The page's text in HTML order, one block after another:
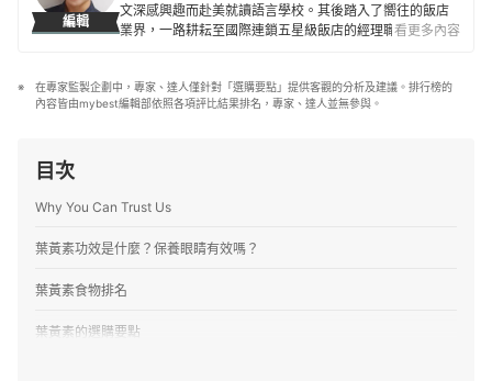
編輯
文深感興趣而赴美就讀語言學校。其後踏入了嚮往的飯店
業界，一路耕耘至國際連鎖五星級飯店的經理職，因此對
並參與兒童援助計劃，希望能以微薄之力對社會有所貢
獻。
看更多內容
在專家監製企劃中，專家、達人僅針對「選購要點」提供客觀的分析及建議。排行榜的
內容皆由mybest編輯部依照各項評比結果排名，專家、達人並無參與。
目次
Why You Can Trust Us
葉黃素功效是什麼？保養眼睛有效嗎？
葉黃素食物排名
葉黃素的選購要點